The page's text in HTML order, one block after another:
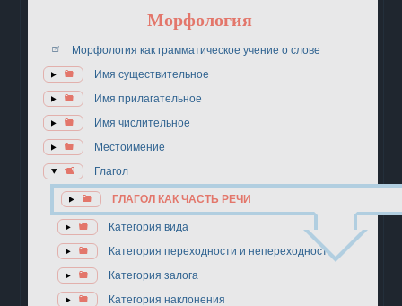
Морфология
Морфология как грамматическое учение о слове
Имя существительное
Имя прилагательное
Имя числительное
Местоимение
Глагол
ГЛАГОЛ КАК ЧАСТЬ РЕЧИ
Категория вида
Категория переходности и непереходности
Категория залога
Категория наклонения